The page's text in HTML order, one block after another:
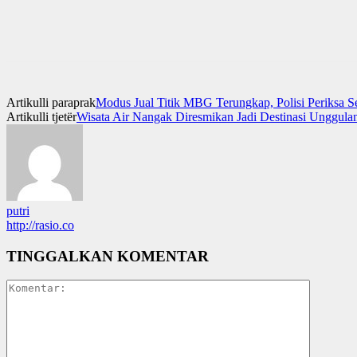
Artikulli paraprakModus Jual Titik MBG Terungkap, Polisi Periksa
Artikulli tjetërWisata Air Nangak Diresmikan Jadi Destinasi
putri
http://rasio.co
TINGGALKAN KOMENTAR